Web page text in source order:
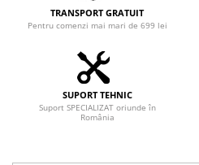
TRANSPORT GRATUIT
Pentru comenzi mai mari de 699 lei
SUPORT TEHNIC
Suport SPECIALIZAT oriunde în
România